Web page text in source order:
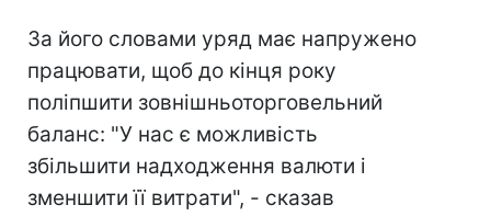
За його словами уряд має напружено
працювати, щоб до кінця року
поліпшити зовнішньоторговельний
баланс: "У нас є можливість
збільшити надходження валюти і
зменшити її витрати", - сказав